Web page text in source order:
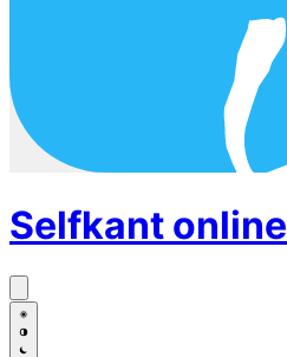
Selfkant online